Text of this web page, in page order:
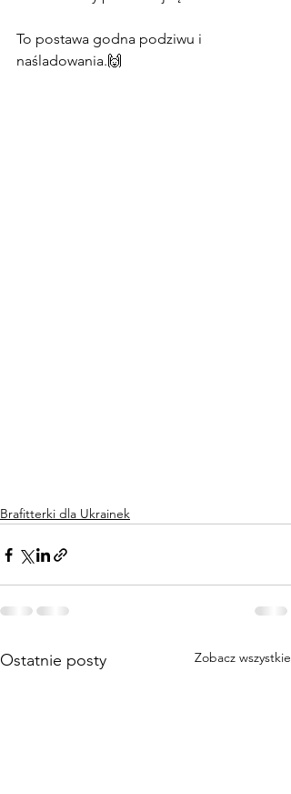
To postawa godna podziwu i
naśladowania.🙌
Brafitterki dla Ukrainek
Ostatnie posty Zobacz wszystkie